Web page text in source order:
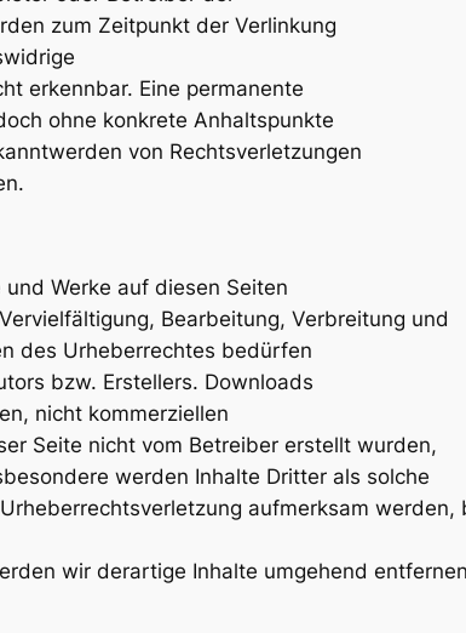
zum Zeitpunkt der Verlinkung
erkennbar. Eine permanente
ohne konkrete Anhaltspunkte
von Rechtsverletzungen
Werke auf diesen Seiten
Bearbeitung, Verbreitung und
des Urheberrechtes bedürfen
bzw. Erstellers. Downloads
nicht kommerziellen
Seite nicht vom Betreiber erstellt wurden,
werden Inhalte Dritter als solche
aufmerksam
wir derartige Inhalte umgehend